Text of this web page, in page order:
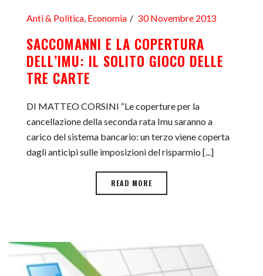
Anti & Politica, Economia 30 Novembre 2013
SACCOMANNI E LA COPERTURA
DELL’IMU: IL SOLITO GIOCO DELLE
TRE CARTE
DI MATTEO CORSINI “Le coperture per la
cancellazione della seconda rata Imu saranno a
carico del sistema bancario: un terzo viene coperta
dagli anticipi sulle imposizioni del risparmio [...]
READ MORE